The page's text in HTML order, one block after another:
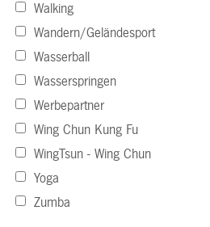
Walking
Wandern/Geländesport
Wasserball
Wasserspringen
Werbepartner
Wing Chun Kung Fu
WingTsun - Wing Chun
Yoga
Zumba